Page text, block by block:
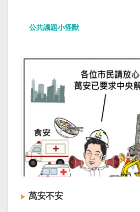
公共議題小怪獸
萬安不安